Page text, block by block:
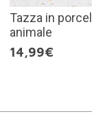
Tazza in
animale
14,99€